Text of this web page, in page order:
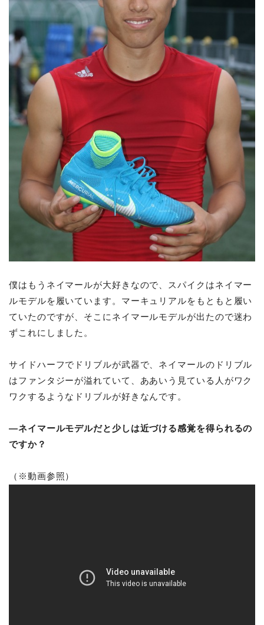
僕はもうネイマールが大好きなので、スパイクはネイマー
ルモデルを履いています。マーキュリアルをもともと履い
ていたのですが、そこにネイマールモデルが出たので迷わ
ずこれにしました。
サイドハーフでドリブルが武器で、ネイマールのドリブル
はファンタジーが溢れていて、ああいう見ている人がワク
ワクするようなドリブルが好きなんです。
―ネイマールモデルだと少しは近づける感覚を得られるの
ですか？
（※動画参照）